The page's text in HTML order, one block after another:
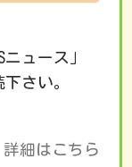
ュース」
さい。
詳細はこちら